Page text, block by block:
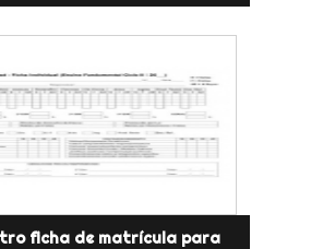
ficha de matrícula para